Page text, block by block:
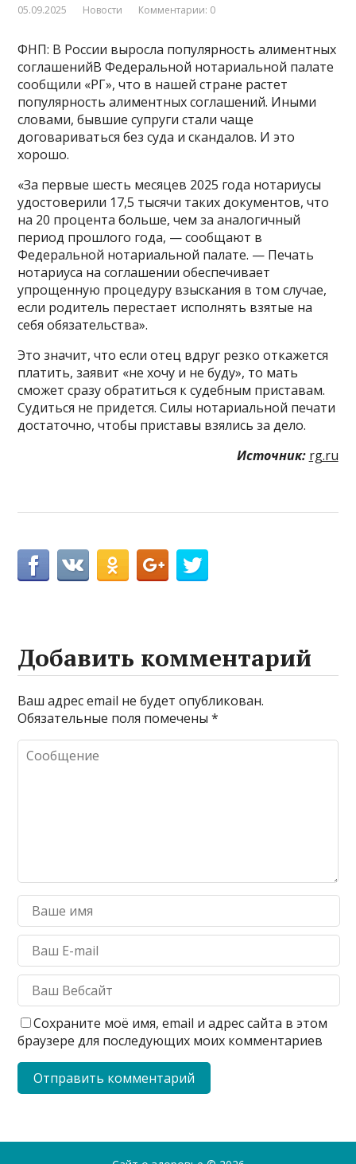
05.09.2025 Новости Комментарии: 0
ФНП: В России выросла популярность алиментных
соглашенийВ Федеральной нотариальной палате
сообщили «РГ», что в нашей стране растет
популярность алиментных соглашений. Иными
словами, бывшие супруги стали чаще
договариваться без суда и скандалов. И это
хорошо.
«За первые шесть месяцев 2025 года нотариусы
удостоверили 17,5 тысячи таких документов, что
на 20 процента больше, чем за аналогичный
период прошлого года, — сообщают в
Федеральной нотариальной палате. — Печать
нотариуса на соглашении обеспечивает
упрощенную процедуру взыскания в том случае,
если родитель перестает исполнять взятые на
себя обязательства».
Это значит, что если отец вдруг резко откажется
платить, заявит «не хочу и не буду», то мать
сможет сразу обратиться к судебным приставам.
Судиться не придется. Силы нотариальной печати
достаточно, чтобы приставы взялись за дело.
Источник: rg.ru
Добавить комментарий
Ваш адрес email не будет опубликован.
Обязательные поля помечены*
Сохраните моё имя, email и адрес сайта в этом
браузере для последующих моих комментариев